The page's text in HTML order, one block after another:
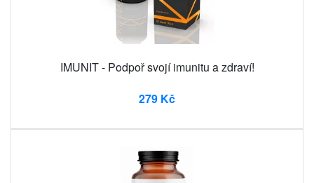
IMUNIT - Podpoř svojí imunitu a zdraví!
279 Kč